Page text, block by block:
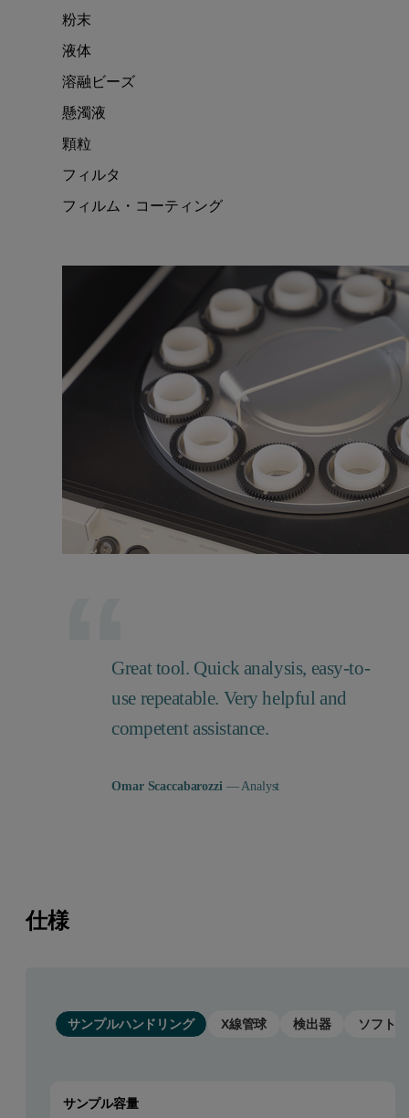
粉末
液体
溶融ビーズ
懸濁液
顆粒
フィルタ
フィルム・コーティング
Great tool. Quick analysis, easy-to-
use repeatable. Very helpful and
competent assistance.
Omar Scaccabarozzi— Analyst
仕様
サンプルハンドリング X線管球 検出器 ソフト
サンプル容量